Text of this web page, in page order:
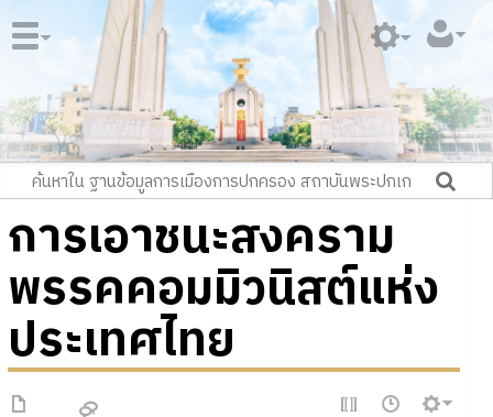
การเอาชนะสงคราม
พรรคคอมมิวนิสต์แห่ง
ประเทศไทย